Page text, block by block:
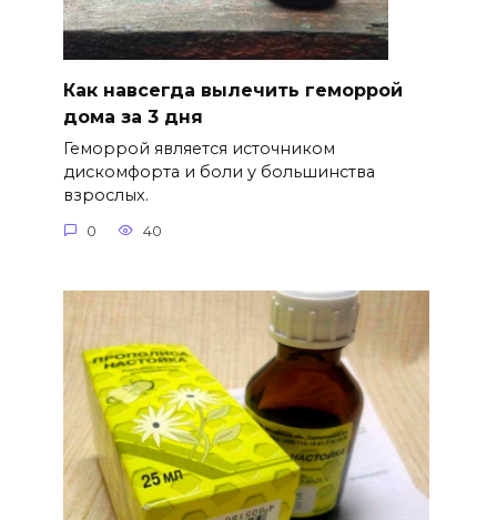
Как навсегда вылечить геморрой
дома за 3 дня
Геморрой является источником
дискомфорта и боли у большинства
взрослых.
0 40